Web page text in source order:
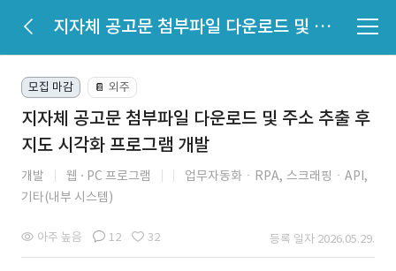
지자체 공고문 첨부파일 다운로드 및 주소 추출 후 지도 시각화 프로그램 개발
모집 마감 📔 외주
지자체 공고문 첨부파일 다운로드 및 주소 추출 후
지도 시각화 프로그램 개발
개발 웹 PC 프로그램 업무자동화ㆍRPA, 스크래핑ㆍAPI,
기타(내부 시스템)
아주 높음 12 32 등록 일자 2026.05.29.